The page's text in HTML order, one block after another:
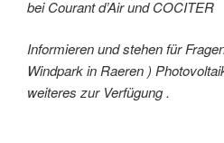
bei Courant d’Air und COCITER
Informieren und stehen für
Windpark in Raeren )
weiteres zur Verfügung .